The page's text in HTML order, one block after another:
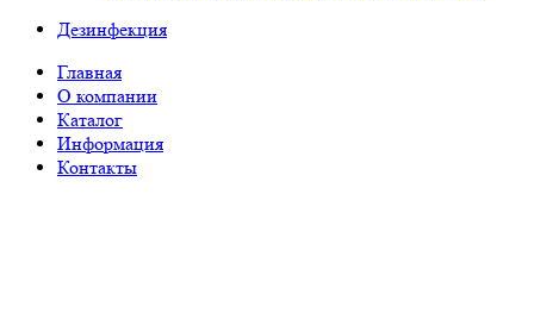
Дезинфекция
Главная
О компании
Каталог
Информация
Контакты